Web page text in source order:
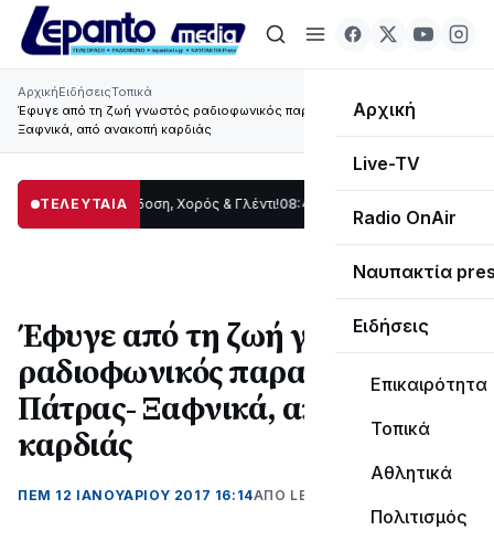
Αρχική
Live-TV
Radio OnAir
Ναυπακτία
Ειδήσεις
Επικαιρότητα
Τοπικά
Αθλητικά
Πολιτισμός
ΑρχικήΕιδήσειςΤοπικά
Έφυγε από τη ζωή γνωστός ραδιοφωνικός παραγωγός της Πάτρας-
Ξαφνικά, από ανακοπή καρδιάς
ΤΕΛΕΥΤΑΙΑ
Παράδοση, Χορός & Γλέντι!08:41 ΤΟ ΠΑΡΤΥ ΣΥΝΕΧΙΖΕΤΑΙ…
Έφυγε από τη ζωή γνωστός
ραδιοφωνικός παραγωγός της
Πάτρας- Ξαφνικά, από ανακοπή
καρδιάς
ΠΕΜ 12 ΙΑΝΟΥΑΡΊΟΥ 2017 16:14ΑΠΌ LEPANTO RTV